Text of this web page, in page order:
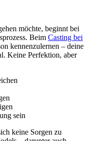
möchte, beginnt bei
Beim Casting bei
kennenzulernen – deine
Keine Perfektion, aber
sein
keine Sorgen zu